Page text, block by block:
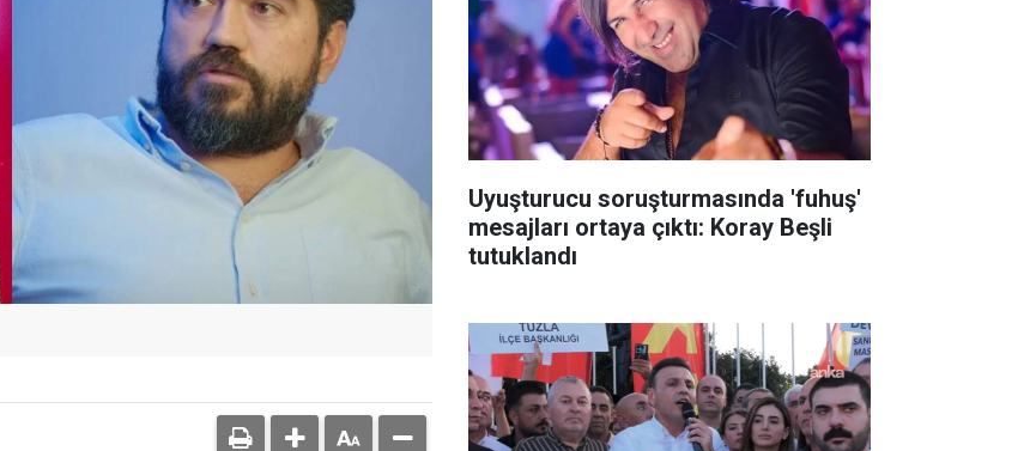
Uyuşturucu soruşturmasında 'fuhuş'
mesajları ortaya çıktı: Koray Beşli
tutuklandı